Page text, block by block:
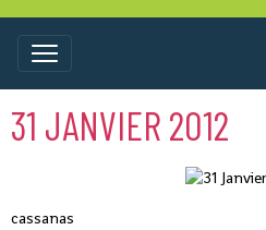
31 JANVIER 2012
cassanas